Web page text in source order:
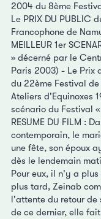
2004 du 8ème
Le PRIX DU PUBLIC
Francophone de
MEILLEUR 1er
» décerné par le
Paris 2003) - Le Prix
du 22ème Festival
Ateliers d'Equinoxes
scénario du Festival
RESUME DU FILM :
contemporain, le
une fête, son époux
dès le lendemain
Pour eux, il n'y a
plus tard, Zeinab
l'attente du retour de
de ce dernier, elle